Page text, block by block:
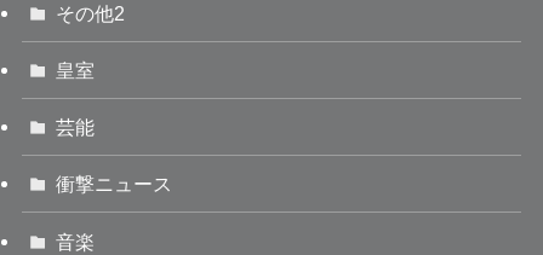
その他2
皇室
芸能
衝撃ニュース
音楽